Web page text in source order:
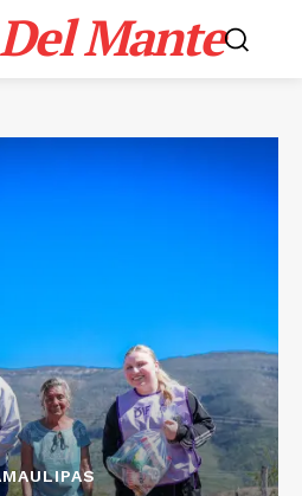
Mante